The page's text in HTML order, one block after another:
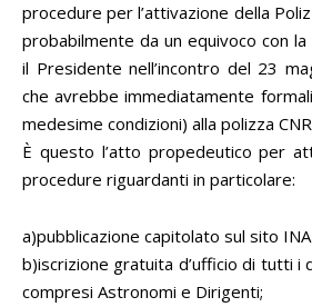
procedure per l’attivazione della
probabilmente da un equivoco con la
il Presidente nell’incontro del 23
che avrebbe immediatamente
medesime condizioni) alla polizza
È questo l’atto propedeutico per
procedure riguardanti in particolare:
a)pubblicazione capitolato sul sito
b)iscrizione gratuita d’ufficio di tutti i
compresi Astronomi e Dirigenti;